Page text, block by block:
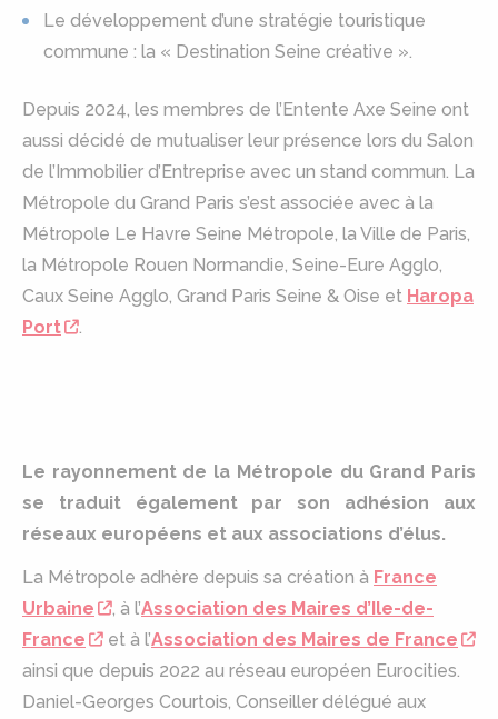
Le développement d’une stratégie touristique
commune : la « Destination Seine créative ».
Depuis 2024, les membres de l’Entente Axe Seine ont
aussi décidé de mutualiser leur présence lors du Salon
de l’Immobilier d’Entreprise avec un stand commun. La
Métropole du Grand Paris s’est associée avec à la
Métropole Le Havre Seine Métropole, la Ville de Paris,
la Métropole Rouen Normandie, Seine-Eure Agglo,
Caux Seine Agglo, Grand Paris Seine & Oise et Haropa
Port
.
Le rayonnement de la Métropole du Grand Paris
se traduit également par son adhésion aux
réseaux européens et aux associations d’élus.
La Métropole adhère depuis sa création à France
Urbaine
, à l’Association des Maires d’Ile-de-
France
et à l’Association des Maires de France
ainsi que depuis 2022 au réseau européen Eurocities.
Daniel-Georges Courtois, Conseiller délégué aux